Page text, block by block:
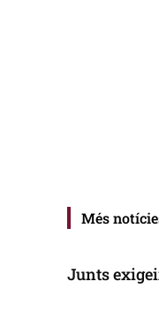
Més
Junts